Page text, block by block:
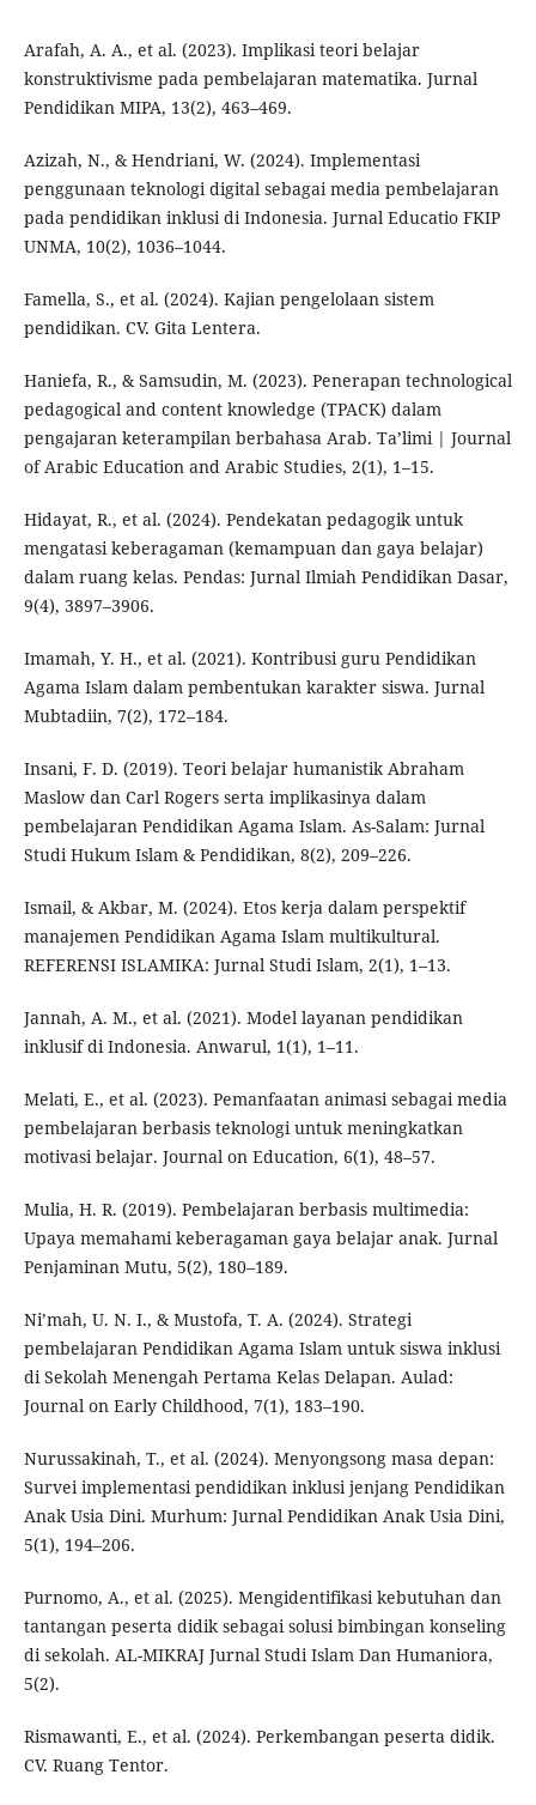
Arafah, A. A., et al. (2023). Implikasi teori belajar
konstruktivisme pada pembelajaran matematika. Jurnal
Pendidikan MIPA, 13(2), 463–469.
Azizah, N., & Hendriani, W. (2024). Implementasi
penggunaan teknologi digital sebagai media pembelajaran
pada pendidikan inklusi di Indonesia. Jurnal Educatio FKIP
UNMA, 10(2), 1036–1044.
Famella, S., et al. (2024). Kajian pengelolaan sistem
pendidikan. CV. Gita Lentera.
Haniefa, R., & Samsudin, M. (2023). Penerapan technological
pedagogical and content knowledge (TPACK) dalam
pengajaran keterampilan berbahasa Arab. Ta’limi | Journal
of Arabic Education and Arabic Studies, 2(1), 1–15.
Hidayat, R., et al. (2024). Pendekatan pedagogik untuk
mengatasi keberagaman (kemampuan dan gaya belajar)
dalam ruang kelas. Pendas: Jurnal Ilmiah Pendidikan Dasar,
9(4), 3897–3906.
Imamah, Y. H., et al. (2021). Kontribusi guru Pendidikan
Agama Islam dalam pembentukan karakter siswa. Jurnal
Mubtadiin, 7(2), 172–184.
Insani, F. D. (2019). Teori belajar humanistik Abraham
Maslow dan Carl Rogers serta implikasinya dalam
pembelajaran Pendidikan Agama Islam. As-Salam: Jurnal
Studi Hukum Islam & Pendidikan, 8(2), 209–226.
Ismail, & Akbar, M. (2024). Etos kerja dalam perspektif
manajemen Pendidikan Agama Islam multikultural.
REFERENSI ISLAMIKA: Jurnal Studi Islam, 2(1), 1–13.
Jannah, A. M., et al. (2021). Model layanan pendidikan
inklusif di Indonesia. Anwarul, 1(1), 1–11.
Melati, E., et al. (2023). Pemanfaatan animasi sebagai media
pembelajaran berbasis teknologi untuk meningkatkan
motivasi belajar. Journal on Education, 6(1), 48–57.
Mulia, H. R. (2019). Pembelajaran berbasis multimedia:
Upaya memahami keberagaman gaya belajar anak. Jurnal
Penjaminan Mutu, 5(2), 180–189.
Ni’mah, U. N. I., & Mustofa, T. A. (2024). Strategi
pembelajaran Pendidikan Agama Islam untuk siswa inklusi
di Sekolah Menengah Pertama Kelas Delapan. Aulad:
Journal on Early Childhood, 7(1), 183–190.
Nurussakinah, T., et al. (2024). Menyongsong masa depan:
Survei implementasi pendidikan inklusi jenjang Pendidikan
Anak Usia Dini. Murhum: Jurnal Pendidikan Anak Usia Dini,
5(1), 194–206.
Purnomo, A., et al. (2025). Mengidentifikasi kebutuhan dan
tantangan peserta didik sebagai solusi bimbingan konseling
di sekolah. AL-MIKRAJ Jurnal Studi Islam Dan Humaniora,
5(2).
Rismawanti, E., et al. (2024). Perkembangan peserta didik.
CV. Ruang Tentor.